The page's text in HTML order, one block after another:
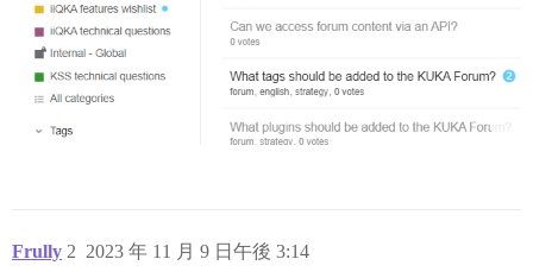
Frully 2023 年 11 月 9 日午後 3:14
2